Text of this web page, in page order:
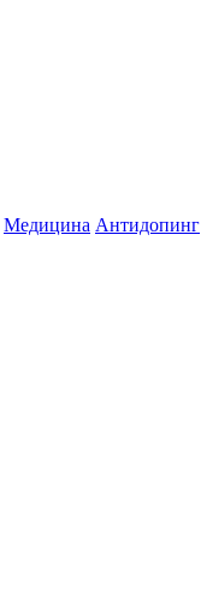
Медицина Антидопинг